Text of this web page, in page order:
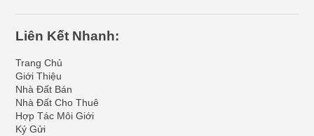
Liên Kết Nhanh:
Trang Chủ
Giới Thiệu
Nhà Đất Bán
Nhà Đất Cho Thuê
Hợp Tác Môi Giới
Ký Gửi